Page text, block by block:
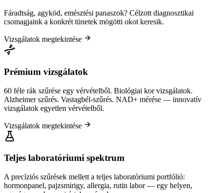
Fáradtság, agyköd, emésztési panaszok? Célzott diagnosztikai
csomagjaink a konkrét tünetek mögötti okot keresik.
Vizsgálatok megtekintése
Prémium vizsgálatok
60 féle rák szűrése egy vérvételből. Biológiai kor vizsgálatok.
Alzheimer szűrés. Vastagbél-szűrés. NAD+ mérése — innovatív
vizsgálatok egyetlen vérvételből.
Vizsgálatok megtekintése
Teljes laboratóriumi spektrum
A precíziós szűrések mellett a teljes laboratóriumi portfólió:
hormonpanel, pajzsmirigy, allergia, rutin labor — egy helyen,